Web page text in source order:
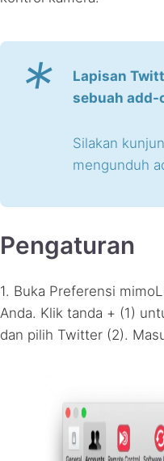
*
Lapisan
sebuah add-
Silakan
mengunduh
Pengaturan
1. Buka Preferensi
Anda. Klik tanda + (1)
dan pilih Twitter (2).